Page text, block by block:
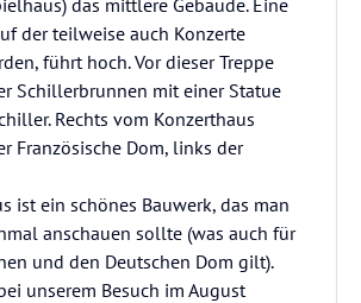
das mittlere Gebäude. Eine
der teilweise auch Konzerte
führt hoch. Vor dieser Treppe
Schillerbrunnen mit einer Statue
Rechts vom Konzerthaus
Französische Dom, links der
ist ein schönes Bauwerk, das man
anschauen sollte (was auch für
und den Deutschen Dom gilt).
unserem Besuch im August